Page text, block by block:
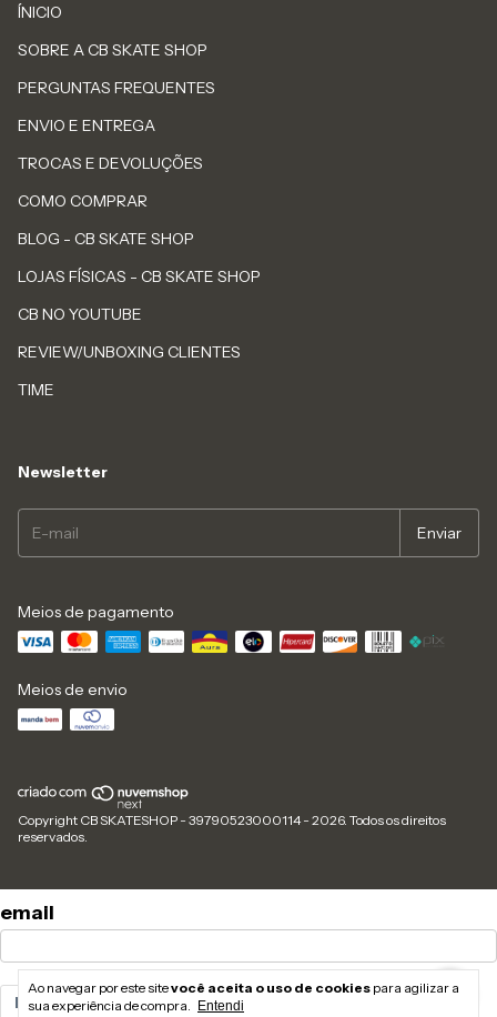
Ao navegar por este sitevocê aceita o uso de cookies para agilizar a
sua experiência de compra.
Entendi
ÍNICIO
SOBRE A CB SKATE SHOP
PERGUNTAS FREQUENTES
ENVIO E ENTREGA
TROCAS E DEVOLUÇÕES
COMO COMPRAR
BLOG - CB SKATE SHOP
LOJAS FÍSICAS - CB SKATE SHOP
CB NO YOUTUBE
REVIEW/UNBOXING CLIENTES
TIME
Newsletter
Meios de pagamento
Meios de envio
Copyright CB SKATESHOP - 39790523000114 - 2026. Todos os direitos
reservados.
email
Enviar